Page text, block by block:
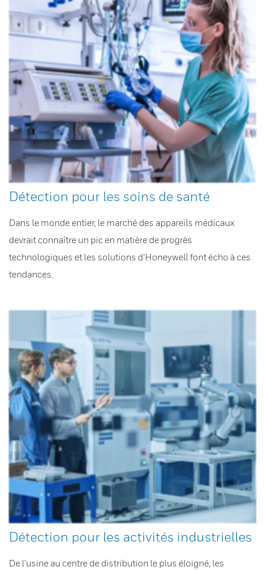
Détection pour les soins de santé
Dans le monde entier, le marché des appareils médicaux
devrait connaître un pic en matière de progrès
technologiques et les solutions d’Honeywell font écho à ces
tendances.
Détection pour les activités industrielles
De l’usine au centre de distribution le plus éloigné, les